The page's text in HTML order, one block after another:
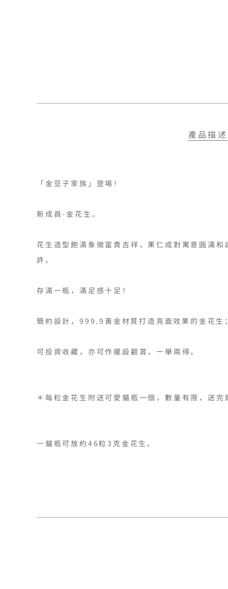
產品描述
「金豆子家族」登場！
新成員-金花生。
花生造型飽滿象徵富貴吉祥，果仁成對寓意圓滿
許。
存滿一瓶，滿足感十足！
簡約設計，999.9黃金材質打造亮面效果的金花
可投資收藏，亦可作擺設觀賞，一舉兩得。
＊每粒金花生附送可愛貓瓶一個，數量有限，送完
一貓瓶可放約46粒3克金花生。